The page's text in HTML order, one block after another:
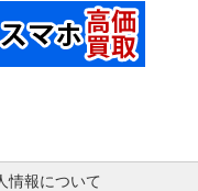
情報について